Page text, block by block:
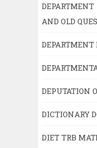
AND OLD
DEPUTATION
DICTIONARY
DIET TRB